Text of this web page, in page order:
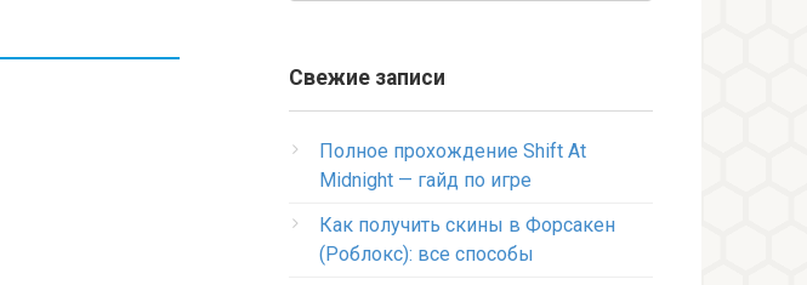
Свежие записи
Полное прохождение Shift At
Midnight — гайд по игре
Как получить скины в Форсакен
(Роблокс): все способы